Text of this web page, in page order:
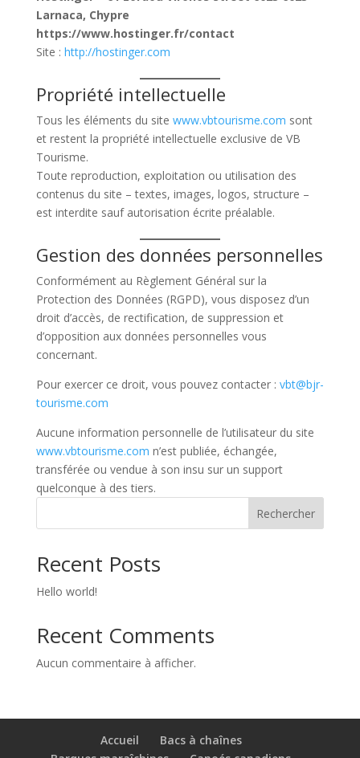
Larnaca, Chypre
https://www.hostinger.fr/contact
Site : http://hostinger.com
Propriété intellectuelle
Tous les éléments du site www.vbtourisme.com sont
et restent la propriété intellectuelle exclusive de VB
Tourisme.
Toute reproduction, exploitation ou utilisation des
contenus du site – textes, images, logos, structure –
est interdite sauf autorisation écrite préalable.
Gestion des données personnelles
Conformément au Règlement Général sur la
Protection des Données (RGPD), vous disposez d’un
droit d’accès, de rectification, de suppression et
d’opposition aux données personnelles vous
concernant.
Pour exercer ce droit, vous pouvez contacter : vbt@bjr-
tourisme.com
Aucune information personnelle de l’utilisateur du site
www.vbtourisme.com n’est publiée, échangée,
transférée ou vendue à son insu sur un support
quelconque à des tiers.
Rechercher
Recent Posts
Hello world!
Recent Comments
Aucun commentaire à afficher.
Accueil
Bacs à chaînes